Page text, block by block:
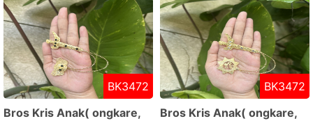
BK3472
Bros Kris Anak( ongkare,
BK3472
Bros Kris Anak( ongkare,